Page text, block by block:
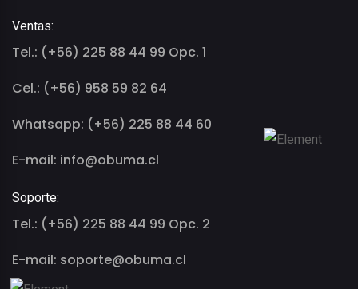
Ventas:
Tel.: (+56) 225 88 44 99 Opc. 1
Cel.: (+56) 958 59 82 64
Whatsapp: (+56) 225 88 44 60
E-mail: info@obuma.cl
Soporte:
Tel.: (+56) 225 88 44 99 Opc. 2
E-mail: soporte@obuma.cl